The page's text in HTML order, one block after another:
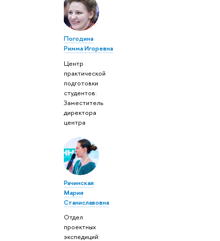
Погодина
Римма Игоревна
Центр
практической
подготовки
студентов:
Заместитель
директора
центра
Рачинская
Мария
Станиславовна
Отдел
проектных
экспедиций: